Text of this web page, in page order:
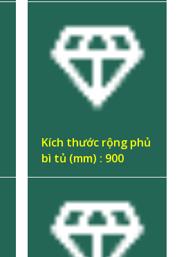
Kích thước rộng phủ
bì tủ (mm) : 900